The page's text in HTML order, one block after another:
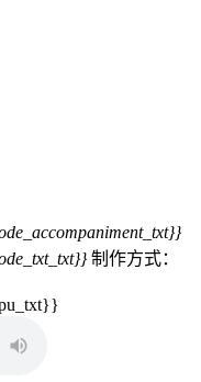
制作方式：